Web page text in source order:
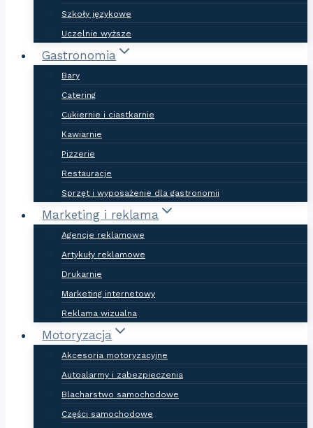
Szkoły językowe
Uczelnie wyższe
Gastronomia
Bary
Catering
Cukiernie i ciastkarnie
Kawiarnie
Pizzerie
Restauracje
Sprzęt i wyposażenie dla gastronomii
Marketing i reklama
Agencje reklamowe
Artykuły reklamowe
Drukarnie
Marketing internetowy
Reklama wizualna
Motoryzacja
Akcesoria motoryzacyjne
Autoalarmy i zabezpieczenia
Blacharstwo samochodowe
Części samochodowe